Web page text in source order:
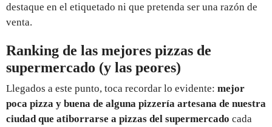
destaque en el etiquetado ni que pretenda ser una razón de
venta.
Ranking de las mejores pizzas de
supermercado (y las peores)
Llegados a este punto, toca recordar lo evidente: mejor
poca pizza y buena de alguna pizzería artesana de nuestra
ciudad que atiborrarse a pizzas del supermercado cada